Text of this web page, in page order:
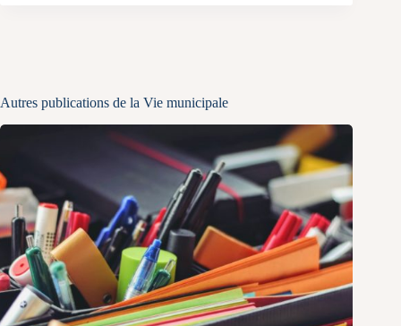
Autres publications de la Vie municipale